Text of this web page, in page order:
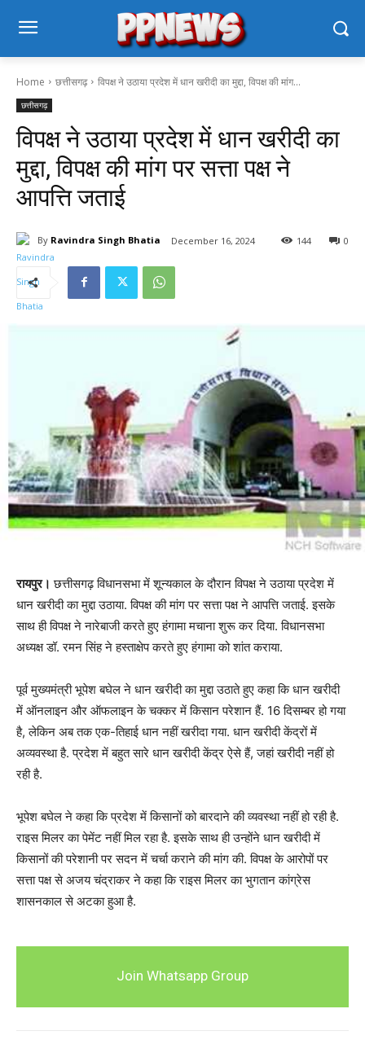
Home छत्तीसगढ़ विपक्ष ने उठाया प्रदेश में धान खरीदी का मुद्दा, विपक्ष की मांग...
छत्तीसगढ़
विपक्ष ने उठाया प्रदेश में धान खरीदी का
मुद्दा, विपक्ष की मांग पर सत्ता पक्ष ने
आपत्ति जताई
By Ravindra Singh Bhatia December 16, 2024 0
144
रायपुर। छत्तीसगढ़ विधानसभा में शून्यकाल के दौरान विपक्ष ने उठाया प्रदेश में
धान खरीदी का मुद्दा उठाया. विपक्ष की मांग पर सत्ता पक्ष ने आपत्ति जताई. इसके
साथ ही विपक्ष ने नारेबाजी करते हुए हंगामा मचाना शुरू कर दिया. विधानसभा
अध्यक्ष डॉ. रमन सिंह ने हस्ताक्षेप करते हुए हंगामा को शांत कराया.
पूर्व मुख्यमंत्री भूपेश बघेल ने धान खरीदी का मुद्दा उठाते हुए कहा कि धान खरीदी
में ऑनलाइन और ऑफलाइन के चक्कर में किसान परेशान हैं. 16 दिसम्बर हो गया
है, लेकिन अब तक एक-तिहाई धान नहीं खरीदा गया. धान खरीदी केंद्रों में
अव्यवस्था है. प्रदेश में बहुत सारे धान खरीदी केंद्र ऐसे हैं, जहां खरीदी नहीं हो
रही है.
भूपेश बघेल ने कहा कि प्रदेश में किसानों को बारदाने की व्यवस्था नहीं हो रही है.
राइस मिलर का पेमेंट नहीं मिल रहा है. इसके साथ ही उन्होंने धान खरीदी में
किसानों की परेशानी पर सदन में चर्चा कराने की मांग की. विपक्ष के आरोपों पर
सत्ता पक्ष से अजय चंद्राकर ने कहा कि राइस मिलर का भुगतान कांग्रेस
शासनकाल से अटका हुआ है.
Join Whatsapp Group